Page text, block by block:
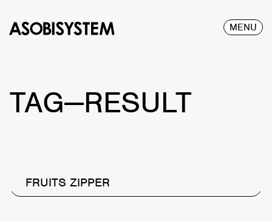
MENU
TAG—RESULT
FRUITS ZIPPER